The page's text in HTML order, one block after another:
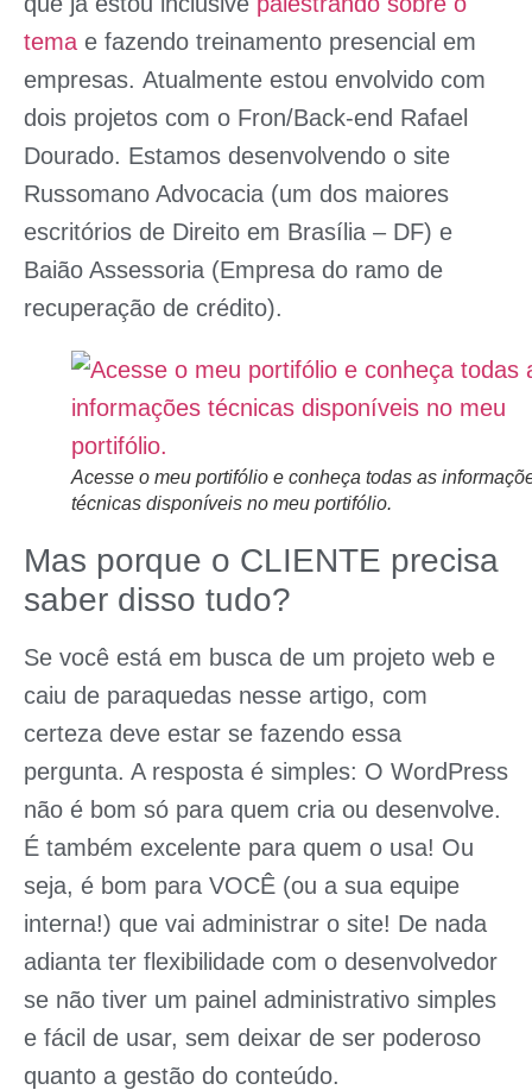
tema e fazendo treinamento presencial em
empresas. Atualmente estou envolvido com
dois projetos com o Fron/Back-end Rafael
Dourado. Estamos desenvolvendo o site
Russomano Advocacia (um dos maiores
escritórios de Direito em Brasília – DF) e
Baião Assessoria (Empresa do ramo de
recuperação de crédito).
Acesse o meu portifólio e conheça todas as
técnicas disponíveis no meu portifólio.
Mas porque o CLIENTE precisa
saber disso tudo?
Se você está em busca de um projeto web e
caiu de paraquedas nesse artigo, com
certeza deve estar se fazendo essa
pergunta. A resposta é simples: O WordPress
não é bom só para quem cria ou desenvolve.
É também excelente para quem o usa! Ou
seja, é bom para VOCÊ (ou a sua equipe
interna!) que vai administrar o site! De nada
adianta ter flexibilidade com o desenvolvedor
se não tiver um painel administrativo simples
e fácil de usar, sem deixar de ser poderoso
quanto a gestão do conteúdo.